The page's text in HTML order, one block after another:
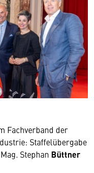
Fachverband der
Staffelübergabe
Stephan Büttner